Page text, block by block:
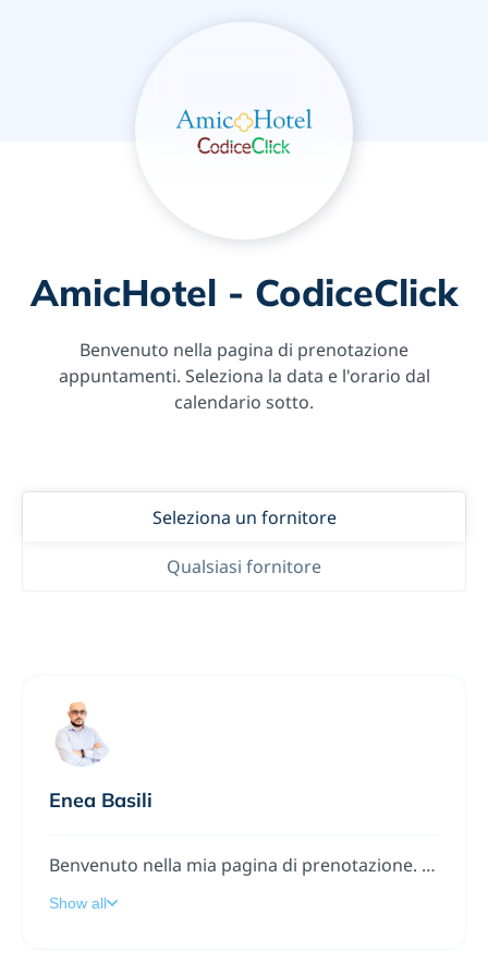
AmicHotel - CodiceClick
Benvenuto nella pagina di prenotazione
appuntamenti. Seleziona la data e l'orario dal
calendario sotto.
Seleziona un fornitore
Qualsiasi fornitore
Enea Basili
Benvenuto nella mia pagina di prenotazione. Segui le istruzioni per aggiungere una riunione al mio calendario.
Show all